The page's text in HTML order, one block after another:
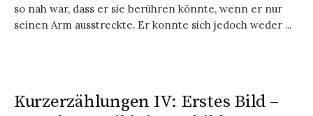
so nah war, dass er sie berühren könnte, wenn er nur
seinen Arm ausstreckte. Er konnte sich jedoch weder ...
Kurzerzählungen IV: Erstes Bild –